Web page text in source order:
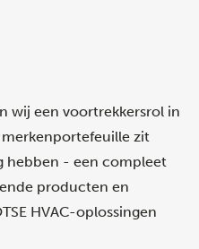
wij een voortrekkersrol in
zit
hebben - een compleet
producten en
HVAC-oplossingen